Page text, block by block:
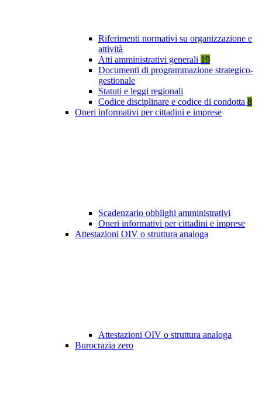
Riferimenti normativi su organizzazione e
attività
Atti amministrativi generali 19
Documenti di programmazione strategico-
gestionale
Statuti e leggi regionali
Codice disciplinare e codice di condotta 8
Oneri informativi per cittadini e imprese
Scadenzario obblighi amministrativi
Oneri informativi per cittadini e imprese
Attestazioni OIV o struttura analoga
Attestazioni OIV o struttura analoga
Burocrazia zero